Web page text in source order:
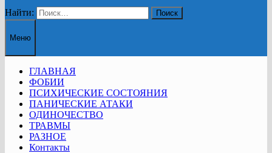
Найти:
Меню
ГЛАВНАЯ
ФОБИИ
ПСИХИЧЕСКИЕ СОСТОЯНИЯ
ПАНИЧЕСКИЕ АТАКИ
ОДИНОЧЕСТВО
ТРАВМЫ
РАЗНОЕ
Контакты